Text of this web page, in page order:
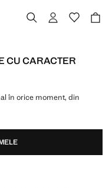
CU CARACTER
în orice moment, din